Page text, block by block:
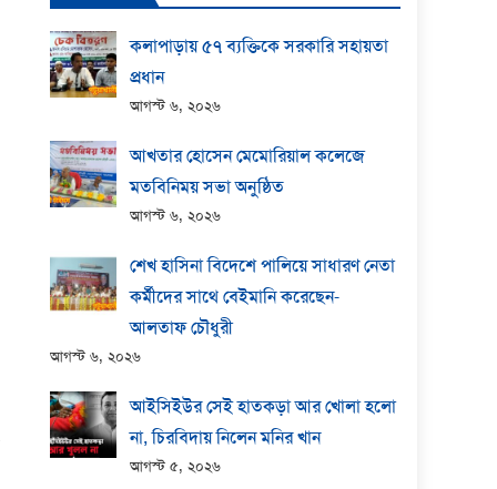
কলাপাড়ায় ​৫৭ ব্যক্তিকে সরকারি সহায়তা
প্রধান
আগস্ট ৬, ২০২৬
আখতার হোসেন মেমোরিয়াল কলেজে
মতবিনিময় সভা অনুষ্ঠিত
আগস্ট ৬, ২০২৬
শেখ হাসিনা বিদেশে পালিয়ে সাধারণ নেতা
কর্মীদের সাথে বেইমানি করেছেন-
আলতাফ চৌধুরী
আগস্ট ৬, ২০২৬
আইসিইউর সেই হাতকড়া আর খোলা হলো
না, চিরবিদায় নিলেন মনির খান
আগস্ট ৫, ২০২৬